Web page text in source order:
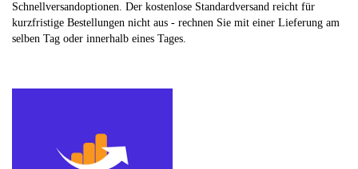
Schnellversandoptionen. Der kostenlose Standardversand reicht für
kurzfristige Bestellungen nicht aus - rechnen Sie mit einer Lieferung am
selben Tag oder innerhalb eines Tages.